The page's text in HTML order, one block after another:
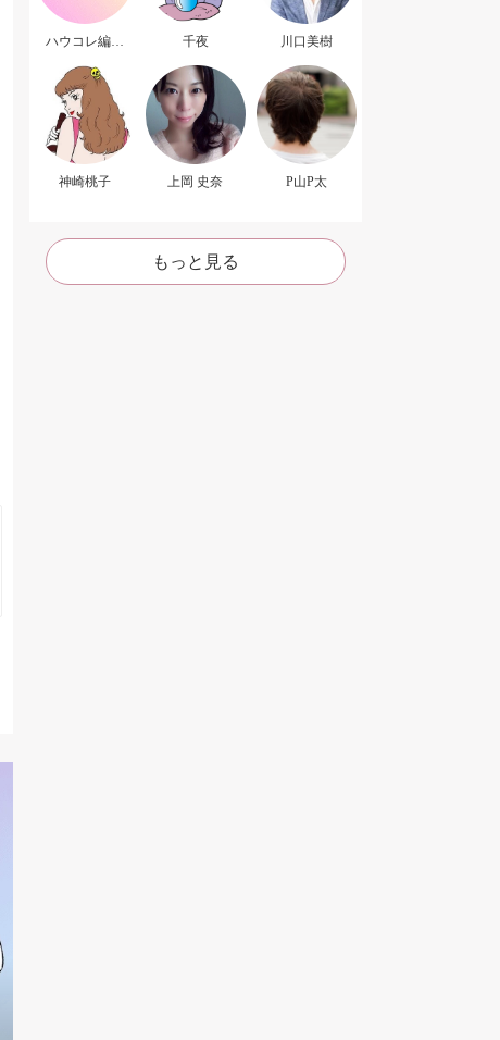
ハウコレ編集
千夜 川口美樹
神崎桃子 上岡 史奈 P山P太
もっと見る